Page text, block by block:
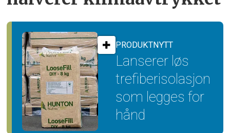
PRODUKTNYTT
Lanserer løs
trefiber­isolasjon
som legges for
hånd